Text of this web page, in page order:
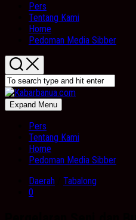
Pers
Tentang Kami
Home
Pedoman Media Sibber
Expand Menu
Pers
Tentang Kami
Home
Pedoman Media Sibber
Daerah
Tabalong
0